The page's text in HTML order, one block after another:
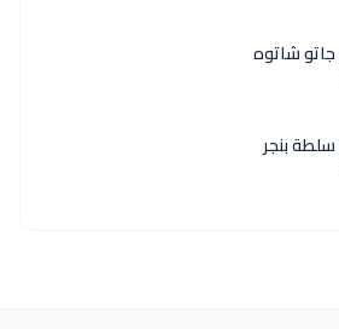
شاتوه
بنجر